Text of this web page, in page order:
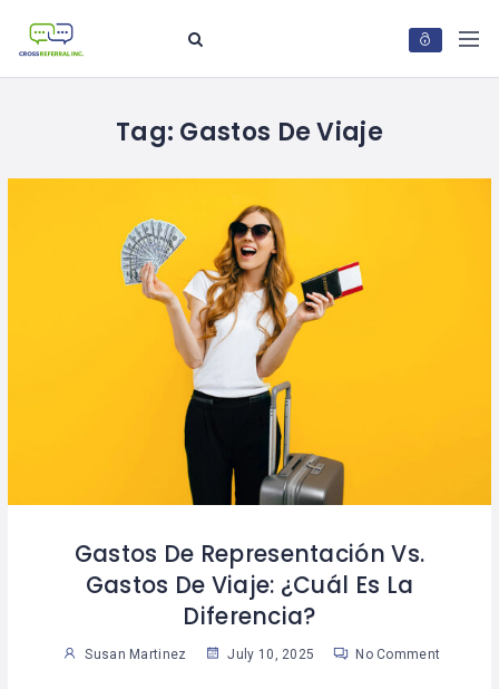
Tag: Gastos De Viaje
Gastos De Representación Vs.
Gastos De Viaje: ¿Cuál Es La
Diferencia?
Susan Martinez July 10, 2025 No Comment